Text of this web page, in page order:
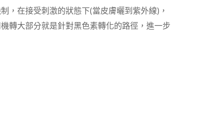
，在接受刺激的狀態下(當皮膚曬到紫外線)，
轉大部分就是針對黑色素轉化的路徑，進一步